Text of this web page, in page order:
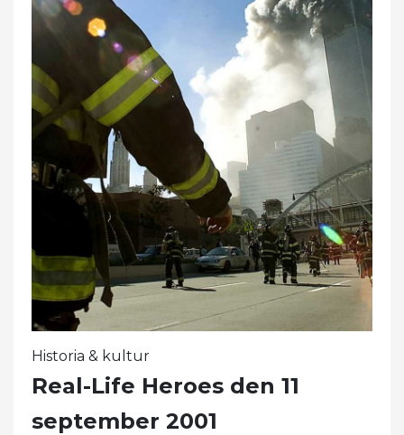
Historia & kultur
Real-Life Heroes den 11
september 2001